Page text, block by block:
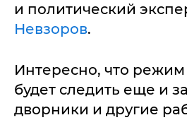
и политический
Невзоров.
Интересно, что
будет следить еще и
дворники и другие